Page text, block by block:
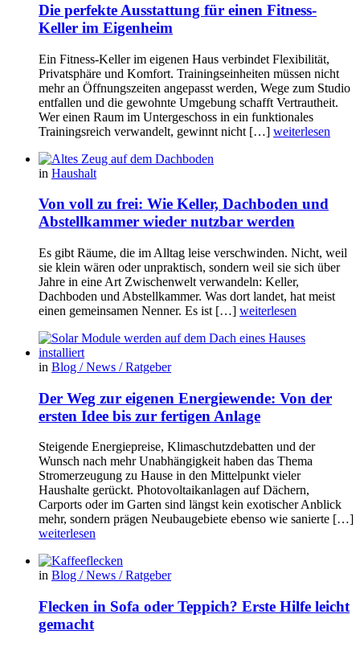
Die perfekte Ausstattung für einen Fitness-
Keller im Eigenheim
Ein Fitness-Keller im eigenen Haus verbindet Flexibilität,
Privatsphäre und Komfort. Trainingseinheiten müssen nicht
mehr an Öffnungszeiten angepasst werden, Wege zum Studio
entfallen und die gewohnte Umgebung schafft Vertrautheit.
Wer einen Raum im Untergeschoss in ein funktionales
Trainingsreich verwandelt, gewinnt nicht […] weiterlesen
in Haushalt
Von voll zu frei: Wie Keller, Dachboden und
Abstellkammer wieder nutzbar werden
Es gibt Räume, die im Alltag leise verschwinden. Nicht, weil
sie klein wären oder unpraktisch, sondern weil sie sich über
Jahre in eine Art Zwischenwelt verwandeln: Keller,
Dachboden und Abstellkammer. Was dort landet, hat meist
einen gemeinsamen Nenner. Es ist […] weiterlesen
in Blog / News / Ratgeber
Der Weg zur eigenen Energiewende: Von der
ersten Idee bis zur fertigen Anlage
Steigende Energiepreise, Klimaschutzdebatten und der
Wunsch nach mehr Unabhängigkeit haben das Thema
Stromerzeugung zu Hause in den Mittelpunkt vieler
Haushalte gerückt. Photovoltaikanlagen auf Dächern,
Carports oder im Garten sind längst kein exotischer Anblick
mehr, sondern prägen Neubaugebiete ebenso wie sanierte […]
weiterlesen
in Blog / News / Ratgeber
Flecken in Sofa oder Teppich? Erste Hilfe leicht
gemacht